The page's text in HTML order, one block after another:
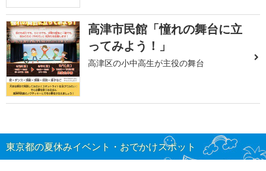
高津市民館「憧れの舞台に立
ってみよう！」
高津区の小中高生が主役の舞台
東京都の夏休みイベント・おでかけスポット